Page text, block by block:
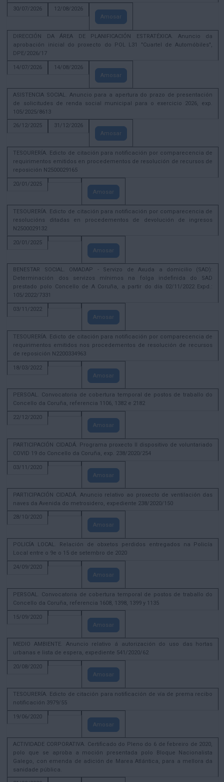
30/07/2026
12/08/2026
Amosar
DIRECCIÓN DA ÁREA DE PLANIFICACIÓN ESTRATÉXICA. Anuncio da
aprobación inicial do proxecto do POL L31 "Cuartel de Automóbiles",
DPE/2026/17
14/07/2026
14/08/2026
Amosar
ASISTENCIA SOCIAL. Anuncio para a apertura do prazo de presentación
de solicitudes de renda social municipal para o exercicio 2026, exp.
105/2025/8613
26/12/2025
31/12/2026
Amosar
TESOURERÍA. Edicto de citación para notificación por comparecencia de
requirimentos emitidos en procedementos de resolución de recursos de
reposición N2500029165
20/01/2025
Amosar
TESOURERÍA. Edicto de citación para notificación por comparecencia de
resolucións ditadas en procedementos de devolución de ingresos
N2500029132
20/01/2025
Amosar
BENESTAR SOCIAL. OMADAP - Servizo de Axuda a domicilio (SAD):
Determinación dos servizos mínimos na folga indefinida do SAD
prestado polo Concello de A Coruña, a partir do día 02/11/2022 Expd.:
105/2022/7331
03/11/2022
Amosar
TESOURERÍA. Edicto de citación para notificación por comparecencia de
requirimentos emitidos nos procedementos de resolución de recursos
de reposición N2200334963
18/03/2022
Amosar
PERSOAL. Convocatoria de cobertura temporal de postos de traballo do
Concello da Coruña, referencia 1106, 1382 e 2182
22/12/2020
Amosar
PARTICIPACIÓN CIDADÁ. Programa proxecto II dispositivo de voluntariado
COVID 19 do Concello da Coruña, exp. 238/2020/254
03/11/2020
Amosar
PARTICIPACIÓN CIDADÁ. Anuncio relativo ao proxecto de ventilación das
naves da Avenida do metrosidero, expediente 238/2020/150
28/10/2020
Amosar
POLICÍA LOCAL. Relación de obxetos perdidos entregados na Policía
Local entre o 9e o 15 de setembro de 2020
24/09/2020
Amosar
PERSOAL. Convocatoria de cobertura temporal de postos de traballo do
Concello da Coruña, referencia 1608, 1398, 1399 y 1135
15/09/2020
Amosar
MEDIO AMBIENTE. Anuncio relativo á autorización do uso das hortas
urbanas e lista de espera, expediente 541/2020/62
20/08/2020
Amosar
TESOURERÍA. Edicto de citación para notificación de vía de prema recibo
notificación 3979/55
19/06/2020
Amosar
ACTIVIDADE CORPORATIVA. Certificado do Pleno do 6 de febreiro de 2020,
polo que se aproba a moción presentada polo Bloque Nacionalista
Galego, con emenda de adición de Marea Atlántica, para a mellora da
sanidade pública.